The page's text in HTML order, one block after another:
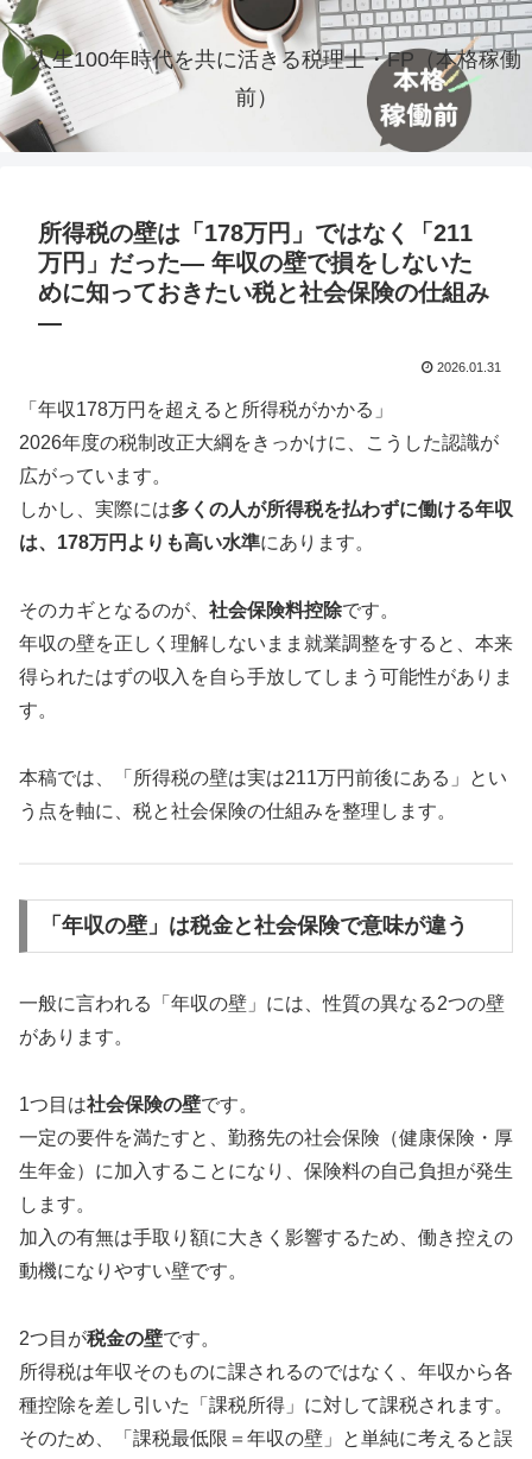
人生100年時代を共に活きる税理士・FP（本格稼働
前）
所得税の壁は「178万円」ではなく「211
万円」だった― 年収の壁で損をしないた
めに知っておきたい税と社会保険の仕組み
―
2026.01.31
「年収178万円を超えると所得税がかかる」
2026年度の税制改正大綱をきっかけに、こうした認識が
広がっています。
しかし、実際には多くの人が所得税を払わずに働ける年収
は、178万円よりも高い水準にあります。
そのカギとなるのが、 社会保険料控除です。
年収の壁を正しく理解しないまま就業調整をすると、本来
得られたはずの収入を自ら手放してしまう可能性がありま
す。
本稿では、「所得税の壁は実は211万円前後にある」とい
う点を軸に、税と社会保険の仕組みを整理します。
「年収の壁」は税金と社会保険で意味が違う
一般に言われる「年収の壁」には、性質の異なる2つの壁
があります。
1つ目は社会保険の壁です。
一定の要件を満たすと、勤務先の社会保険（健康保険・厚
生年金）に加入することになり、保険料の自己負担が発生
します。
加入の有無は手取り額に大きく影響するため、働き控えの
動機になりやすい壁です。
2つ目が税金の壁です。
所得税は年収そのものに課されるのではなく、年収から各
種控除を差し引いた「課税所得」に対して課税されます。
そのため、「課税最低限＝年収の壁」と単純に考えると誤